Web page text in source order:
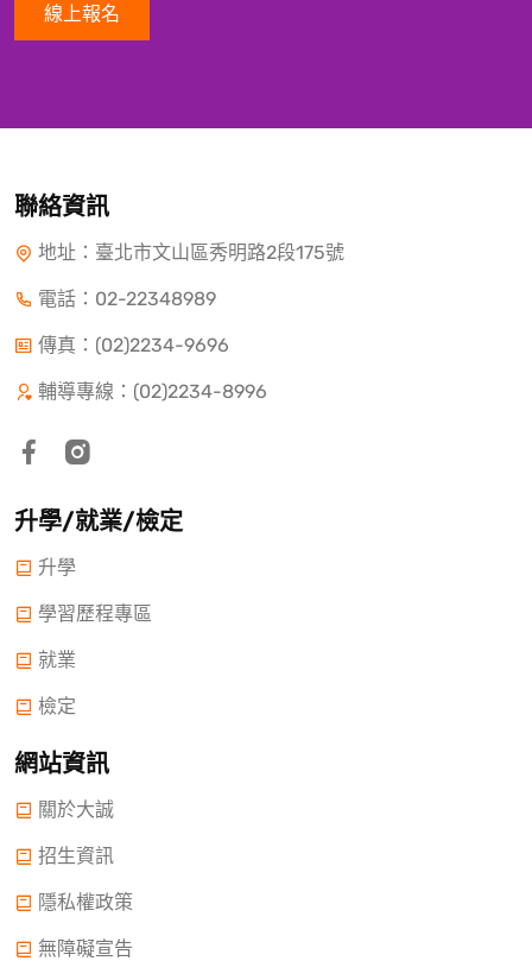
線上報名
聯絡資訊
地址：臺北市文山區秀明路2段175號
電話： 02-22348989
傳真：(02)2234-9696
輔導專線：(02)2234-8996
升學/就業/檢定
升學
學習歷程專區
就業
檢定
網站資訊
關於大誠
招生資訊
隱私權政策
無障礙宣告